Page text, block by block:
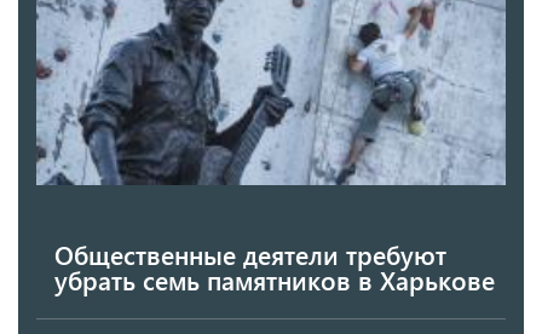
Общественные деятели требуют
убрать семь памятников в Харькове